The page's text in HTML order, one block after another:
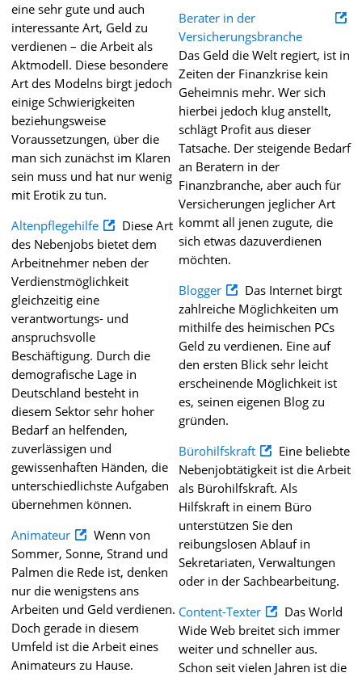
eine sehr gute und auch
interessante Art, Geld zu
verdienen – die Arbeit als
Aktmodell. Diese besondere
Art des Modelns birgt jedoch
einige Schwierigkeiten
beziehungsweise
Voraussetzungen, über die
man sich zunächst im Klaren
sein muss und hat nur wenig
mit Erotik zu tun.
Altenpflegehilfe
Diese Art
des Nebenjobs bietet dem
Arbeitnehmer neben der
Verdienstmöglichkeit
gleichzeitig eine
verantwortungs- und
anspruchsvolle
Beschäftigung. Durch die
demografische Lage in
Deutschland besteht in
diesem Sektor sehr hoher
Bedarf an helfenden,
zuverlässigen und
gewissenhaften Händen, die
unterschiedlichste Aufgaben
übernehmen können.
Animateur
Wenn von
Sommer, Sonne, Strand und
Palmen die Rede ist, denken
nur die wenigstens ans
Arbeiten und Geld verdienen.
Doch gerade in diesem
Umfeld ist die Arbeit eines
Animateurs zu Hause.
Berater in der
Versicherungsbranche
Das Geld die Welt regiert, ist in
Zeiten der Finanzkrise kein
Geheimnis mehr. Wer sich
hierbei jedoch klug anstellt,
schlägt Profit aus dieser
Tatsache. Der steigende Bedarf
an Beratern in der
Finanzbranche, aber auch für
Versicherungen jeglicher Art
kommt all jenen zugute, die
sich etwas dazuverdienen
möchten.
Blogger
Das Internet birgt
zahlreiche Möglichkeiten um
mithilfe des heimischen PCs
Geld zu verdienen. Eine auf
den ersten Blick sehr leicht
erscheinende Möglichkeit ist
es, seinen eigenen Blog zu
gründen.
Bürohilfskraft
Eine beliebte
Nebenjobtätigkeit ist die Arbeit
als Bürohilfskraft. Als
Hilfskraft in einem Büro
unterstützen Sie den
reibungslosen Ablauf in
Sekretariaten, Verwaltungen
oder in der Sachbearbeitung.
Content-Texter
Das World
Wide Web breitet sich immer
weiter und schneller aus.
Schon seit vielen Jahren ist die